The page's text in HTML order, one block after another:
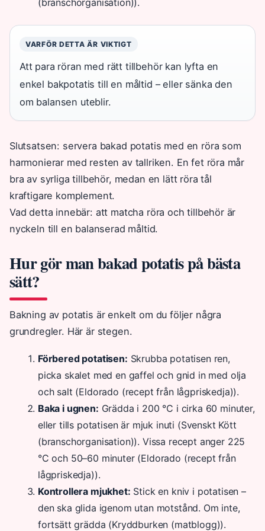
VARFÖR DETTA ÄR VIKTIGT
Att para röran med rätt tillbehör kan lyfta en
enkel bakpotatis till en måltid – eller sänka den
om balansen uteblir.
Slutsatsen: servera bakad potatis med en röra som
harmonierar med resten av tallriken. En fet röra mår
bra av syrliga tillbehör, medan en lätt röra tål
kraftigare komplement.
Vad detta innebär: att matcha röra och tillbehör är
nyckeln till en balanserad måltid.
Hur gör man bakad potatis på bästa
sätt?
Bakning av potatis är enkelt om du följer några
grundregler. Här är stegen.
Förbered potatisen: Skrubba potatisen ren,
picka skalet med en gaffel och gnid in med olja
och salt (Eldorado (recept från lågpriskedja)).
Baka i ugnen: Grädda i 200 °C i cirka 60 minuter,
eller tills potatisen är mjuk inuti (Svenskt Kött
(branschorganisation)). Vissa recept anger 225
°C och 50–60 minuter (Eldorado (recept från
lågpriskedja)).
Kontrollera mjukhet: Stick en kniv i potatisen –
den ska glida igenom utan motstånd. Om inte,
fortsätt grädda (Kryddburken (matblogg)).